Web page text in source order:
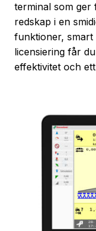
terminal som
redskap i en
funktioner, smart
licensiering får
effektivitet och